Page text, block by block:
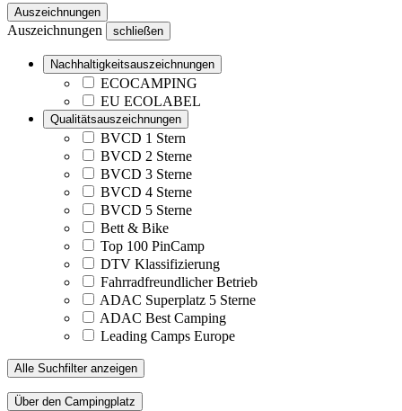
Auszeichnungen
Auszeichnungen schließen
Nachhaltigkeitsauszeichnungen
ECOCAMPING
EU ECOLABEL
Qualitätsauszeichnungen
BVCD 1 Stern
BVCD 2 Sterne
BVCD 3 Sterne
BVCD 4 Sterne
BVCD 5 Sterne
Bett & Bike
Top 100 PinCamp
DTV Klassifizierung
Fahrradfreundlicher Betrieb
ADAC Superplatz 5 Sterne
ADAC Best Camping
Leading Camps Europe
Alle Suchfilter anzeigen
Über den Campingplatz